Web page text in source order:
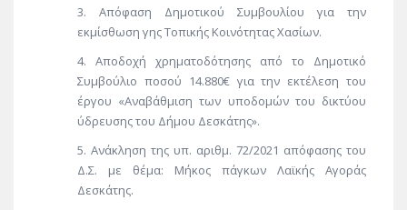
Απόφαση Δημοτικού Συμβουλίου για την
εκμίσθωση γης Τοπικής Κοινότητας Χασίων.
Αποδοχή χρηματοδότησης από το Δημοτικό
Συμβούλιο ποσού 14.880€ για την εκτέλεση του
έργου «Αναβάθμιση των υποδομών του δικτύου
ύδρευσης του Δήμου Δεσκάτης».
Ανάκληση της υπ. αριθμ. 72/2021 απόφασης του
Δ.Σ. με θέμα: Μήκος πάγκων Λαϊκής Αγοράς
Δεσκάτης.